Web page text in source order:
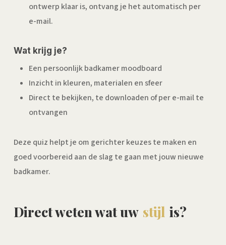
ontwerp klaar is, ontvang je het automatisch per
e-mail.
Wat krijg je?
Een persoonlijk badkamer moodboard
Inzicht in kleuren, materialen en sfeer
Direct te bekijken, te downloaden of per e-mail te
ontvangen
Deze quiz helpt je om gerichter keuzes te maken en
goed voorbereid aan de slag te gaan met jouw nieuwe
badkamer.
Direct weten wat uw stijl is?